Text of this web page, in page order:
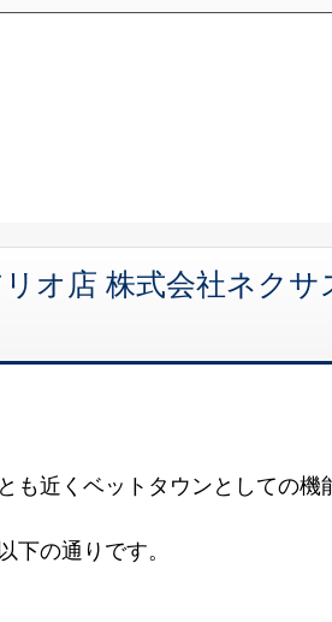
オ店 株式会社ネク
も近くベットタウンとしての
の通りです。